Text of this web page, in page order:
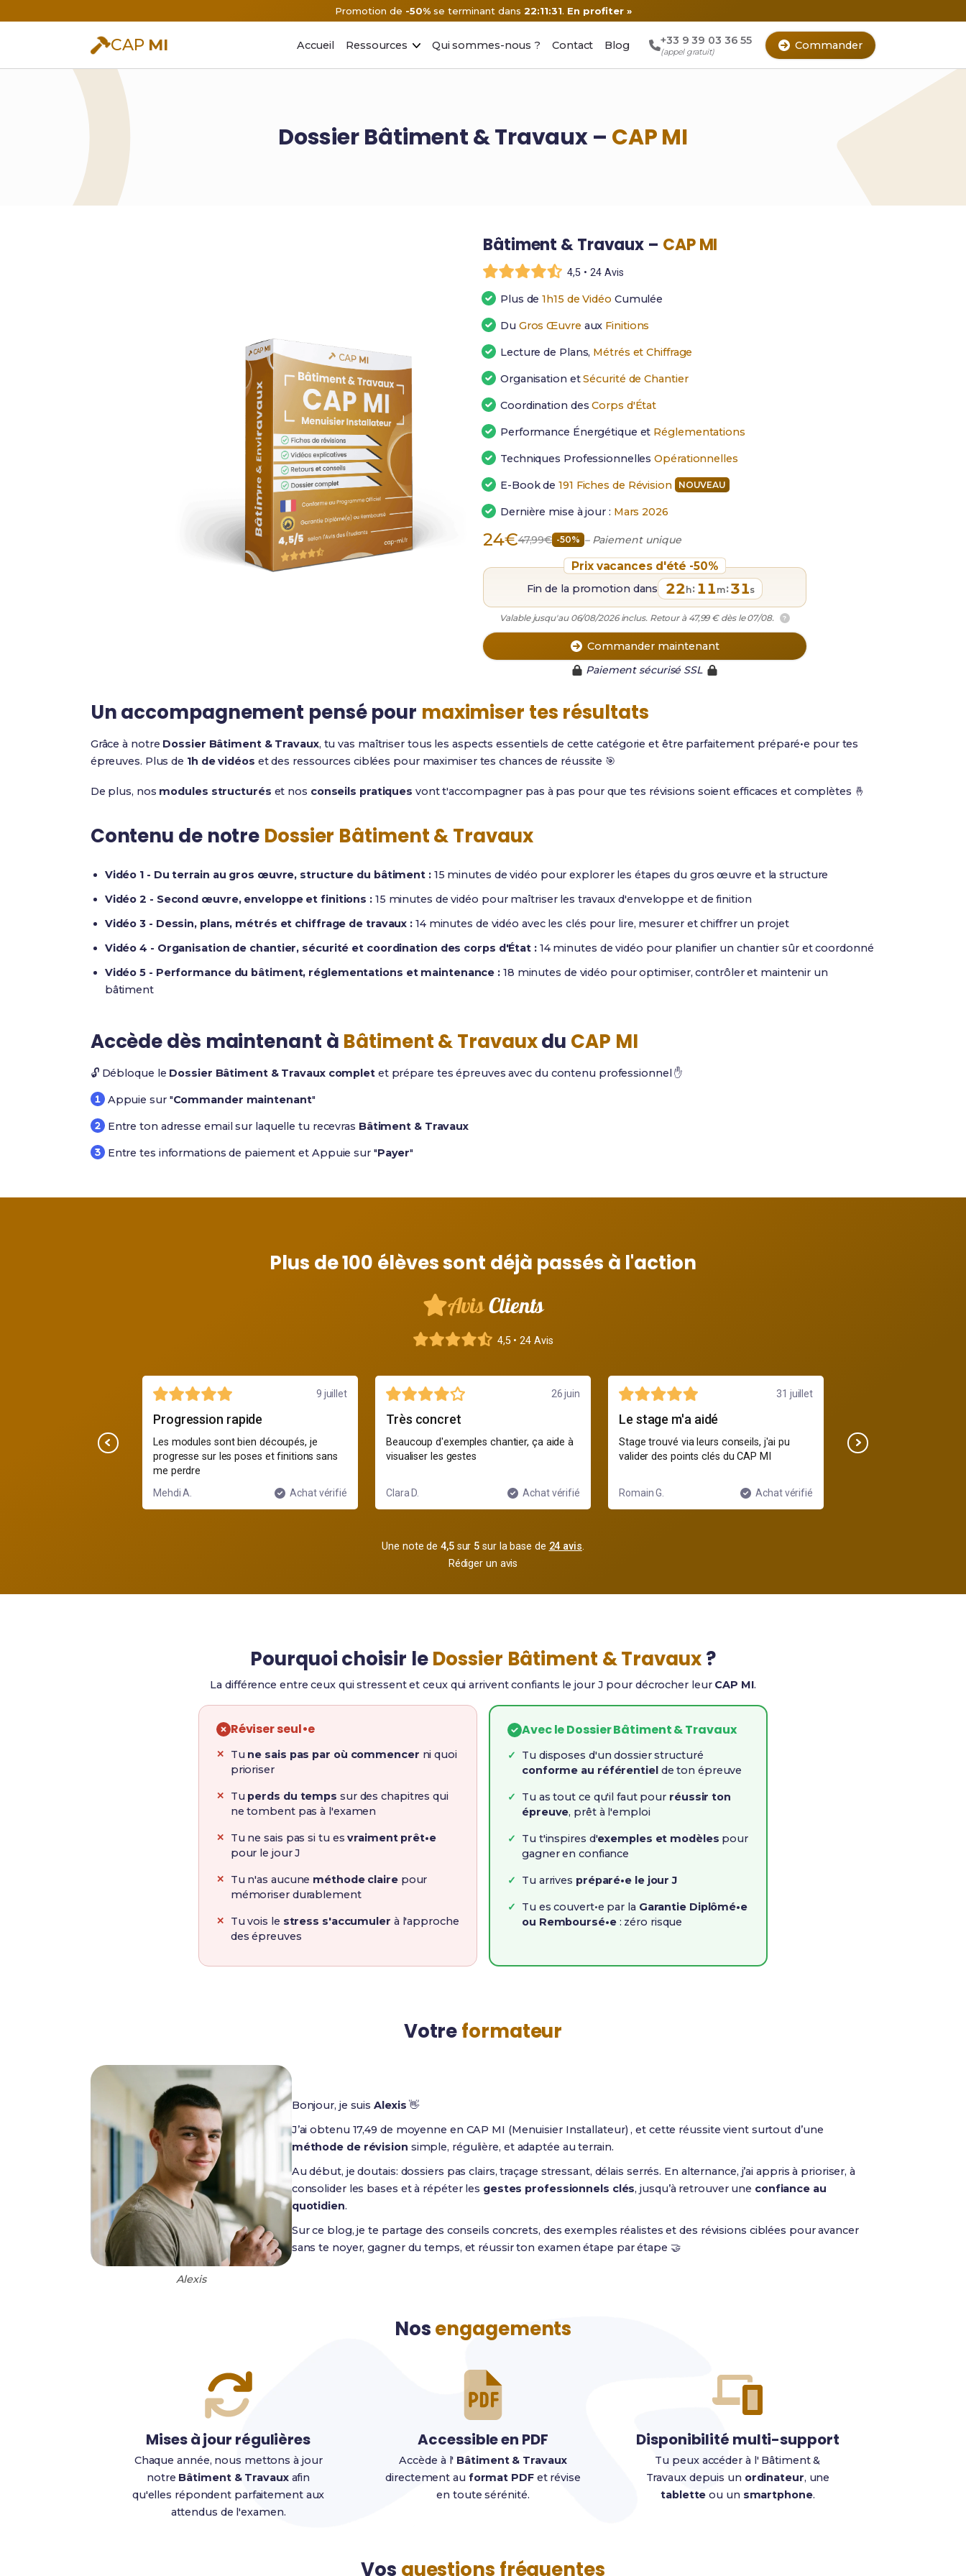
Promotion de -50%se terminant dans 22:11:30.En profiter »
CAP MI Accueil Ressources Qui sommes-nous ? Contact Blog +33 9 39 03 36 55
(appel gratuit)
Commander
Dossier Bâtiment & Travaux – CAP MI
Bâtiment & Travaux – CAP MI
4,5 • 24 Avis
Plus de1h15 de Vidéo Cumulée
Du Gros Œuvre aux Finitions
Lecture de Plans, Métrés et Chiffrage
Organisation etSécurité de Chantier
Coordination desCorps d'État
Performance Énergétique et Réglementations
Techniques ProfessionnellesOpérationnelles
E-Book de191 Fiches de Révision NOUVEAU
Dernière mise à jour : Mars 2026
24€47,99€ -50% – Paiement unique
Prix vacances d'été -50%
Fin de la promotion dans 22h: 11 m:30s
Valable jusqu'au 06/08/2026 inclus. Retour à 47,99 € dès le 07/08. ?
Commander maintenant
Paiement sécurisé SSL
Un accompagnement pensé pour maximiser tes résultats
Grâce à notre Dossier Bâtiment & Travaux, tu vas maîtriser tous les aspects essentiels de cette catégorie et être parfaitement préparé•e pour tes
épreuves. Plus de 1h de vidéos et des ressources ciblées pour maximiser tes chances de réussite 🎯
De plus, nos modules structurés et nos conseils pratiques vont t'accompagner pas à pas pour que tes révisions soient efficaces et complètes 🤞
Contenu de notre Dossier Bâtiment & Travaux
Vidéo 1 - Du terrain au gros œuvre, structure du bâtiment :15 minutes de vidéo pour explorer les étapes du gros œuvre et la structure
Vidéo 2 - Second œuvre, enveloppe et finitions :15 minutes de vidéo pour maîtriser les travaux d'enveloppe et de finition
Vidéo 3 - Dessin, plans, métrés et chiffrage de travaux : 14 minutes de vidéo avec les clés pour lire, mesurer et chiffrer un projet
Vidéo 4 - Organisation de chantier, sécurité et coordination des corps d'État :14 minutes de vidéo pour planifier un chantier sûr et coordonné
Vidéo 5 - Performance du bâtiment, réglementations et maintenance : 18 minutes de vidéo pour optimiser, contrôler et maintenir un
bâtiment
Accède dès maintenant à Bâtiment & Travauxdu CAP MI
🔓 Débloque le Dossier Bâtiment & Travaux completet prépare tes épreuves avec du contenu professionnel ✋
Appuie sur "Commander maintenant"
Entre ton adresse email sur laquelle tu recevras Bâtiment & Travaux
Entre tes informations de paiement et Appuie sur "Payer"
Plus de 100 élèves sont déjà passés à l'action
AvisClients
4,5 • 24 Avis
dur, mais c'est bien
9 juillet
Progression rapide
Les modules sont bien découpés, je
progresse sur les poses et finitions sans
me perdre
Mehdi A. Achat vérifié
26 juin
Très concret
Beaucoup d'exemples chantier, ça aide à
visualiser les gestes
Clara D. Achat vérifié
31 juillet
Le stage m'a aidé
Stage trouvé via leurs conseils, j'ai pu
valider des points clés du CAP MI
Romain G. Achat vérifié
Bon contenu, mais faut
régulièrement sinon on
Une note de4,5sur 5 sur la base de 24 avis.
Rédiger un avis
Pourquoi choisir leDossier Bâtiment & Travaux?
La différence entre ceux qui stressent et ceux qui arrivent confiants le jour J pour décrocher leur CAP MI.
Réviser seul•e
Tu ne sais pas par où commencer ni quoi
prioriser
Tu perds du temps sur des chapitres qui
ne tombent pas à l'examen
Tu ne sais pas si tu esvraiment prêt•e
pour le jour J
Tu n'as aucune méthode clairepour
mémoriser durablement
Tu vois le stress s'accumuler à l'approche
des épreuves
Avec le Dossier Bâtiment & Travaux
Tu disposes d'un dossier structuré
conforme au référentielde ton épreuve
Tu as tout ce qu'il faut pour réussir ton
épreuve, prêt à l'emploi
Tu t'inspires d'exemples et modèles pour
gagner en confiance
Tu arrives préparé•e le jour J
Tu es couvert•e par la Garantie Diplômé•e
ou Remboursé•e: zéro risque
Votreformateur
Alexis
Bonjour, je suisAlexis 👋
J’ai obtenu 17,49 de moyenne en CAP MI (Menuisier Installateur) , et cette réussite vient surtout d’une
méthode de révision simple, régulière, et adaptée au terrain.
Au début, je doutais: dossiers pas clairs, traçage stressant, délais serrés. En alternance, j’ai appris à prioriser, à
consolider les bases et à répéter les gestes professionnels clés, jusqu’à retrouver une confiance au
quotidien.
Sur ce blog, je te partage des conseils concrets, des exemples réalistes et des révisions ciblées pour avancer
sans te noyer, gagner du temps, et réussir ton examen étape par étape 🤝
Nosengagements
Mises à jour régulières
Chaque année, nous mettons à jour
notre Bâtiment & Travauxafin
qu'elles répondent parfaitement aux
attendus de l'examen.
Accessible en PDF
Accède à l' Bâtiment & Travaux
directement au format PDFet révise
en toute sérénité.
Disponibilité multi-support
Tu peux accéder à l' Bâtiment &
Travaux depuis un ordinateur, une
tablette ou un smartphone.
Vos questions fréquentes